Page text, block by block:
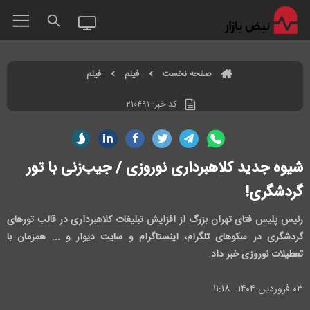
صفحه نخست فیلم فیلم
کد خبر: ۲۱۰۴۹۱
شیوه جدید کلاهبرداری نوروزی / جیب‌زنی با تور
گردشگری!
رئیس پلیس فتای تهران بزرگ از افزایش تبلیغات کلاهبرداری در قالب تور‌های
گردشگری در سکوهای تلگرام، اینستاگرام و سایت دیوار و ... همزمان با
تعطیلات نوروزی خبر داد.
۰۳ فروردين ۱۴۰۴ - ۱۱:۱۸